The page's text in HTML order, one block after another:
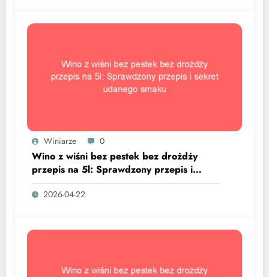
Winiarze 0
Wino z wiśni bez pestek bez drożdży
przepis na 5l: Sprawdzony przepis i
sekret udanego smaku
2026-04-22